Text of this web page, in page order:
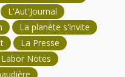
L'Aut'Journal
La planète s'invite
La Presse
Labor Notes